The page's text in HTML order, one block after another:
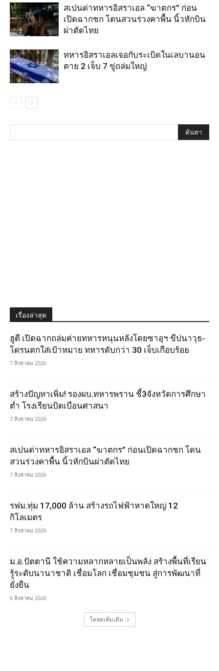
สเปนด่าทหารอิสราเอล “ฆาตกร” ก่อน
เปิดฉากชก โดนสวนร่วงคาพื้น นิ้วหักบิน
ผ่าตัดไทย
ทหารอิสราเอลเจอกับระเบิดในเลบานอน
ตาย 2 เจ็บ 7 ขู่ถล่มใหญ่
เรื่องล่าสุด
ฮูตี เปิดฉากถล่มค่ายทหารหนุนหลังโดยซาอุฯ ขีปนาวุธ-
โดรนตกใส่เป้าหมาย ทหารดับกว่า 30 เจ็บเกือบร้อย
7 สิงหาคม 2026
สร้างปัญหาเพิ่ม! รองผบ.ทหารพราน ชี้3จังหวัดการศึกษา
ต่ำ โรงเรียนบิดเบือนศาสนา
7 สิงหาคม 2026
สเปนด่าทหารอิสราเอล “ฆาตกร” ก่อนเปิดฉากชก โดน
สวนร่วงคาพื้น นิ้วหักบินผ่าตัดไทย
7 สิงหาคม 2026
รฟม.ทุ่ม 17,000 ล้าน สร้างรถไฟฟ้าหาดใหญ่ 12
กิโลเมตร
7 สิงหาคม 2026
ม.อ.ปัตตานี ใช้ความหลากหลายเป็นพลัง สร้างพื้นที่เรียน
รู้ระดับนานาชาติ เชื่อมโลก เชื่อมชุมชน สู่การพัฒนาที่
ยั่งยืน
6 สิงหาคม 2026
โหลดเพิ่มเติม